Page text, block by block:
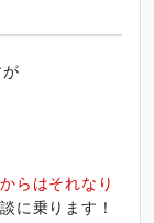
らはそれなり
に乗ります！